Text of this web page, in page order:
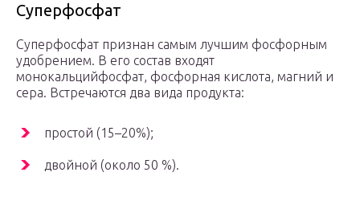
Суперфосфат
Суперфосфат признан самым лучшим фосфорным
удобрением. В его состав входят
монокальцийфосфат, фосфорная кислота, магний и
сера. Встречаются два вида продукта:
простой (15–20%);
двойной (около 50 %).